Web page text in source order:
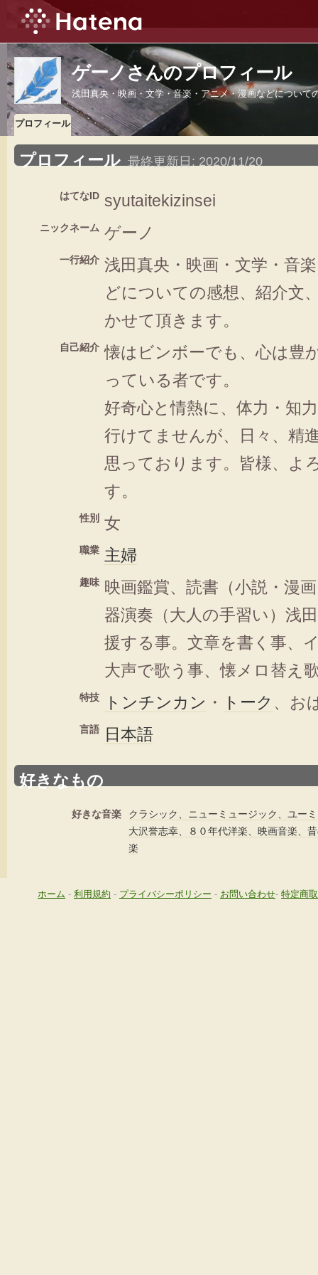
ゲーノさんのプロフィール
浅田真央・映画・文学・音楽・アニメ・漫画などについ
プロフィール
プロフィール 最終更新日: 2020/11/20
はてなID syutaitekizinsei
ニックネーム ゲーノ
一行紹介 浅田真央・映画・文学・音
どについての感想、紹介文
かせて頂きます。
自己紹介 懐はビンボーでも、心は豊
っている者です。
好奇心と情熱に、体力・知
行けてませんが、日々、精
思っております。皆様、よ
す。
性別 女
職業 主婦
趣味 映画鑑賞、読書（小説・漫
器演奏（大人の手習い）浅
援する事。文章を書く事、
大声で歌う事、懐メロ替え
特技 トンチンカン ・ トーク 、お
言語 日本語
好きなもの
好きな音楽
クラシック、ニューミュージック、ユー
大沢誉志幸、８０年代洋楽、映画音楽、
楽
ホーム - 利用規約 - プライバシーポリシー - お問い合わせ- 特定商